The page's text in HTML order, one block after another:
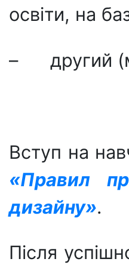
освіти, на
– другий
Вступ на
«Правил
дизайну».
Після